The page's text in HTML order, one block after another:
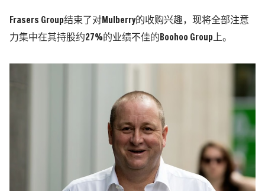
Frasers Group结束了对Mulberry的收购兴趣，现将全部注意
力集中在其持股约27%的业绩不佳的Boohoo Group上。